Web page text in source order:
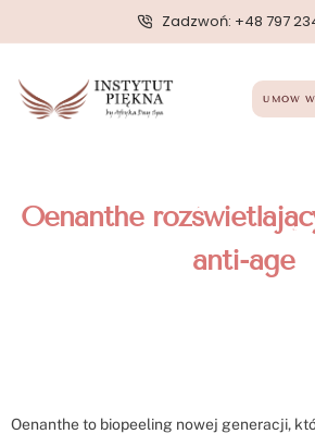
Zadzwoń: +48 797
UMÓW
Oenanthe
anti-age
Oenanthe to biopeeling nowej generacji,